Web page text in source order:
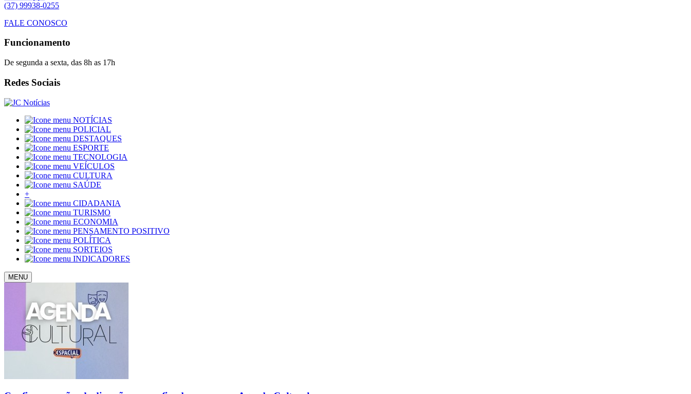
(37) 99938-0255
FALE CONOSCO
Funcionamento
De segunda a sexta, das 8h as 17h
Redes Sociais
NOTÍCIAS
POLICIAL
DESTAQUES
ESPORTE
TECNOLOGIA
VEÍCULOS
CULTURA
SAÚDE
+
CIDADANIA
TURISMO
ECONOMIA
PENSAMENTO POSITIVO
POLÍTICA
SORTEIOS
INDICADORES
MENU